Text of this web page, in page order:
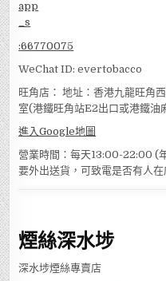
:66770075
WeChat ID: evertobacco
旺角店： 地址：香港九龍旺角
室(港鐵旺角站E2出口或港鐵油
進入Google地圖
營業時間：每天13:00-22:00 (
要外出送貨，可致電是否有人在
煙絲深水埗
深水埗煙絲專賣店